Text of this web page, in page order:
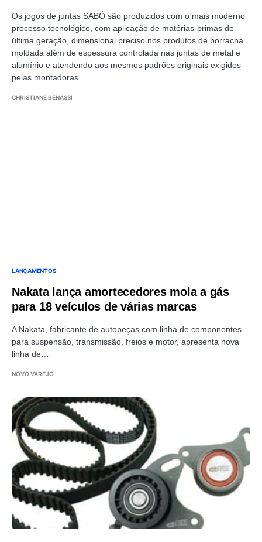
Os jogos de juntas SABÓ são produzidos com o mais moderno
processo tecnológico, com aplicação de matérias-primas de
última geração, dimensional preciso nos produtos de borracha
moldada além de espessura controlada nas juntas de metal e
alumínio e atendendo aos mesmos padrões originais exigidos
pelas montadoras.
CHRISTIANE BENASSI
LANÇAMENTOS
Nakata lança amortecedores mola a gás
para 18 veículos de várias marcas
A Nakata, fabricante de autopeças com linha de componentes
para suspensão, transmissão, freios e motor, apresenta nova
linha de…
NOVO VAREJO